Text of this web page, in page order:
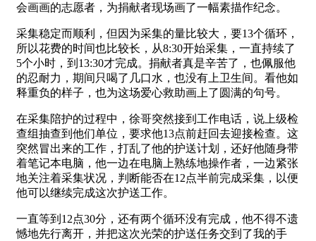
会画画的志愿者，为捐献者现场画了一幅素描作纪念。
采集稳定而顺利，但因为采集的量比较大，要13个循环，
所以花费的时间也比较长，从8:30开始采集，一直持续了
5个小时，到13:30才完成。捐献者真是辛苦了，也佩服他
的忍耐力，期间只喝了几口水，也没有上卫生间。看他如
释重负的样子，也为这场爱心救助画上了圆满的句号。
在采集陪护的过程中，徐哥突然接到工作电话，说上级检
查组抽查到他们单位，要求他13点前赶回去迎接检查。这
突然冒出来的工作，打乱了他的护送计划，还好他随身带
着笔记本电脑，他一边在电脑上熟练地操作者，一边紧张
地关注着采集状况，判断能否在12点半前完成采集，以便
他可以继续完成这次护送工作。
一直等到12点30分，还有两个循环没有完成，他不得不遗
憾地先行离开，并把这次光荣的护送任务交到了我的手